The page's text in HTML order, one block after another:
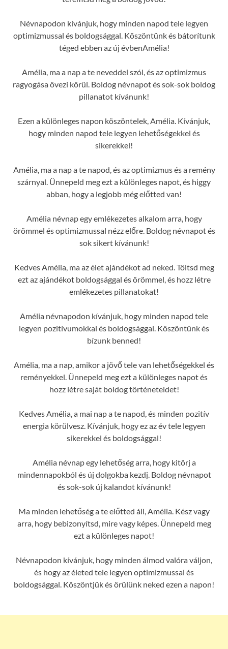
Névnapodon kívánjuk, hogy minden napod tele legyen
optimizmussal és boldogsággal. Köszöntünk és bátorítunk
téged ebben az új évbenAmélia!
Amélia, ma a nap a te neveddel szól, és az optimizmus
ragyogása övezi körül. Boldog névnapot és sok-sok boldog
pillanatot kívánunk!
Ezen a különleges napon köszöntelek, Amélia. Kívánjuk,
hogy minden napod tele legyen lehetőségekkel és
sikerekkel!
Amélia, ma a nap a te napod, és az optimizmus és a remény
szárnyal. Ünnepeld meg ezt a különleges napot, és higgy
abban, hogy a legjobb még előtted van!
Amélia névnap egy emlékezetes alkalom arra, hogy
örömmel és optimizmussal nézz előre. Boldog névnapot és
sok sikert kívánunk!
Kedves Amélia, ma az élet ajándékot ad neked. Töltsd meg
ezt az ajándékot boldogsággal és örömmel, és hozz létre
emlékezetes pillanatokat!
Amélia névnapodon kívánjuk, hogy minden napod tele
legyen pozitívumokkal és boldogsággal. Köszöntünk és
bízunk benned!
Amélia, ma a nap, amikor a jövő tele van lehetőségekkel és
reményekkel. Ünnepeld meg ezt a különleges napot és
hozz létre saját boldog történeteidet!
Kedves Amélia, a mai nap a te napod, és minden pozitív
energia körülvesz. Kívánjuk, hogy ez az év tele legyen
sikerekkel és boldogsággal!
Amélia névnap egy lehetőség arra, hogy kitörj a
mindennapokból és új dolgokba kezdj. Boldog névnapot
és sok-sok új kalandot kívánunk!
Ma minden lehetőség a te előtted áll, Amélia. Kész vagy
arra, hogy bebizonyítsd, mire vagy képes. Ünnepeld meg
ezt a különleges napot!
Névnapodon kívánjuk, hogy minden álmod valóra váljon,
és hogy az életed tele legyen optimizmussal és
boldogsággal. Köszöntjük és örülünk neked ezen a napon!